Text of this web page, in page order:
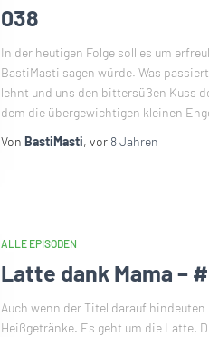
038
In der heutigen Folge soll es um
BastiMasti sagen würde. Was
lehnt und uns den bittersüßen Kuss
dem die übergewichtigen kleinen
Von BastiMasti, vor 8 Jahren
ALLE EPISODEN
Latte dank Mama –
Auch wenn der Titel darauf
Heißgetränke. Es geht um die Latte.